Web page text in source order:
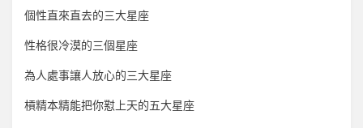
個性直來直去的三大星座
性格很冷漠的三個星座
為人處事讓人放心的三大星座
槓精本精能把你懟上天的五大星座